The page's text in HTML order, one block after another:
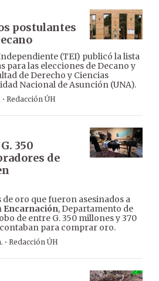
postulantes
(TEI) publicó la lista
para las elecciones de Decano y
de Derecho y Ciencias
Nacional de Asunción (UNA).
· Redacción ÚH
350
de
oro que fueron asesinados a
Encarnación, Departamento de
de entre G. 350 millones y 370
para comprar oro.
· Redacción ÚH